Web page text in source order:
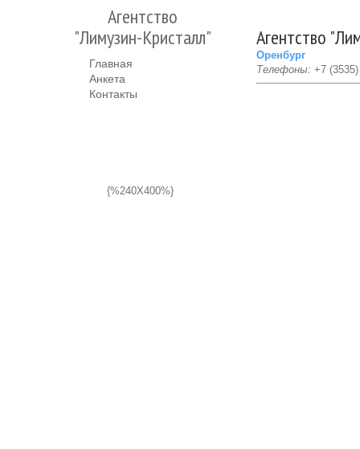
Агентство
"Лимузин-Кристалл"
Главная
Анкета
Контакты
{%240X400%}
Агентство
Оренбург
Телефоны: +7